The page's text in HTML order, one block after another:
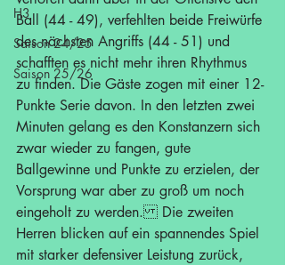
H3
Saison 24/25
Saison 25/26
Ball (44 - 49), verfehlten beide Freiwürfe
des nächsten Angriffs (44 - 51) und
schafften es nicht mehr ihren Rhythmus
zu finden. Die Gäste zogen mit einer 12-
Punkte Serie davon. In den letzten zwei
Minuten gelang es den Konstanzern sich
zwar wieder zu fangen, gute
Ballgewinne und Punkte zu erzielen, der
Vorsprung war aber zu groß um noch
eingeholt zu werden. Die zweiten
Herren blicken auf ein spannendes Spiel
mit starker defensiver Leistung zurück,